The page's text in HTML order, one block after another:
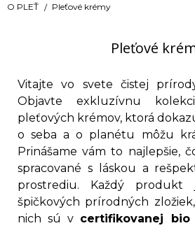
O PLEŤ
Pleťové krémy
Pleťové
Vitajte vo svete čistej
Objavte exkluzívnu
pleťových krémov, ktorá
o seba a o planétu môžu
Prinášame vám to najlepšie,
spracované s láskou a
prostrediu. Každý
špičkových prírodných
nich sú v certifikovanej bio